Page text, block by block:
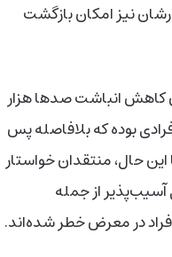
نیز امکان بازگشت
کاهش انباشت صدها هزار
بوده که بلافاصله پس
حال، منتقدان خواستار
از جمله
در معرض خطر شده‌اند.